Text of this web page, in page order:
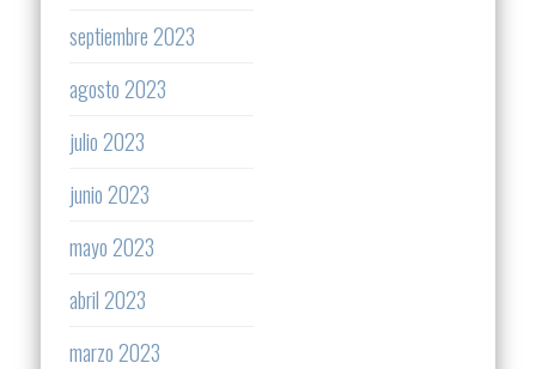
septiembre 2023
agosto 2023
julio 2023
junio 2023
mayo 2023
abril 2023
marzo 2023